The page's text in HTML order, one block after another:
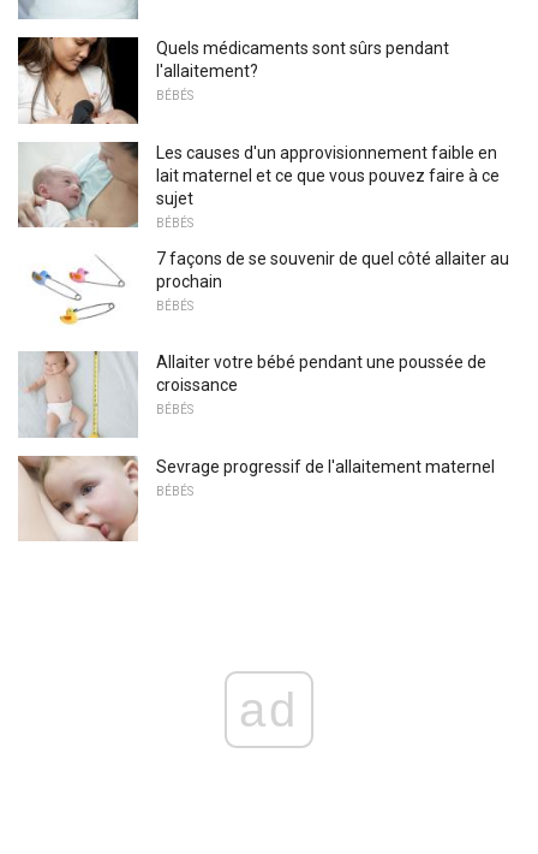
Quels médicaments sont sûrs pendant
l'allaitement?
BÉBÉS
Les causes d'un approvisionnement faible en
lait maternel et ce que vous pouvez faire à ce
sujet
BÉBÉS
7 façons de se souvenir de quel côté allaiter au
prochain
BÉBÉS
Allaiter votre bébé pendant une poussée de
croissance
BÉBÉS
Sevrage progressif de l'allaitement maternel
BÉBÉS
ad